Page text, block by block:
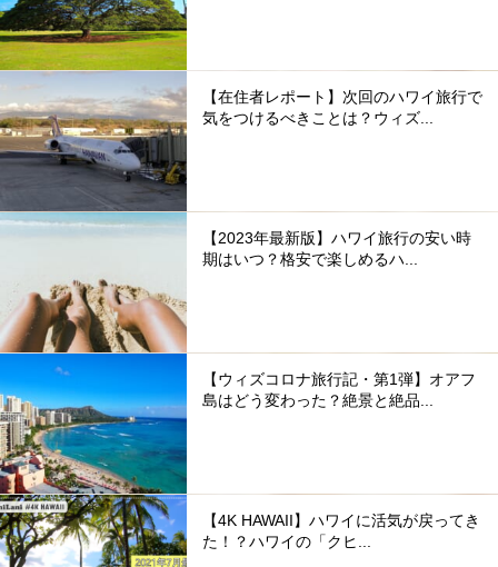
【在住者レポート】次回のハワイ旅行で
気をつけるべきことは？ウィズ...
【2023年最新版】ハワイ旅行の安い時
期はいつ？格安で楽しめるハ...
【ウィズコロナ旅行記・第1弾】オアフ
島はどう変わった？絶景と絶品...
【4K HAWAII】ハワイに活気が戻ってき
た！？ハワイの「クヒ...